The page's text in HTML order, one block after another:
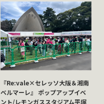
『Re:vale×セレッソ大阪＆湘南
ベルマーレ』 ポップアップイベ
ント/レモンガススタジアム平塚